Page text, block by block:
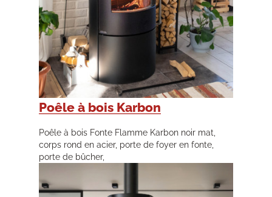
Poêle à bois Karbon
Poêle à bois Fonte Flamme Karbon noir mat,
corps rond en acier, porte de foyer en fonte,
porte de bûcher,